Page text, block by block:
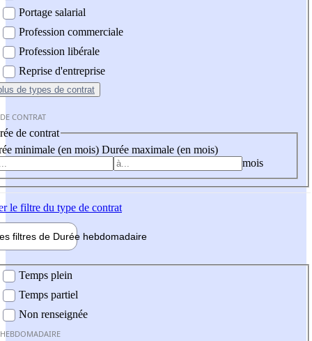
Portage salarial
Profession commerciale
Profession libérale
Reprise d'entreprise
de types de contrat
CONTRAT
de contrat
minimale (en mois) Durée maximale (en mois)
mois
le filtre du type de contrat
filtres de Durée hebdomadaire
Temps plein
Temps partiel
Non renseignée